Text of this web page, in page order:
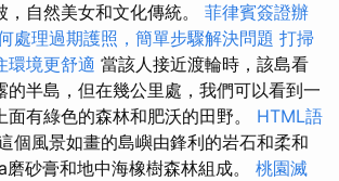
，自然美女和文化傳統。 菲律賓簽證辦
處理過期護照，簡單步驟解決問題 打掃
環境更舒適 當該人接近渡輪時，該島看
的半島，但在幾公里處，我們可以看到一
面有綠色的森林和肥沃的田野。 HTML語
個風景如畫的島嶼由鋒利的岩石和柔和
砂膏和地中海橡樹森林組成。 桃園滅